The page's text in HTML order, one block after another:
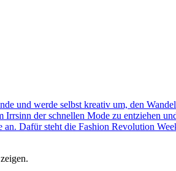
und werde selbst kreativ um, den
der schnellen Mode zu entziehen
Dafür steht die Fashion Revolution